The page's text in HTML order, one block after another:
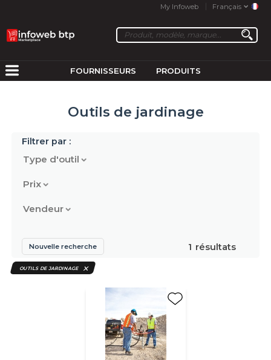
My Infoweb Français
FOURNISSEURS PRODUITS
Outils de jardinage
Filtrer par :
Type d'outil
Prix
Vendeur
1 résultats
Nouvelle recherche
OUTILS DE JARDINAGE